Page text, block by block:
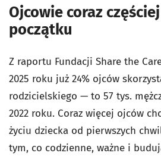
Ojcowie coraz
początku
Z raportu Fundacji Share the
2025 roku już 24% ojców
rodzicielskiego — to 57 tys.
2022 roku. Coraz więcej ojców
życiu dziecka od pierwszych
tym, co codzienne, ważne i